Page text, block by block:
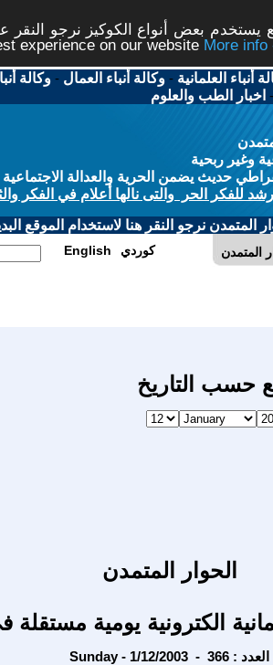
يستخدم بعض أنواع الكوكيز نرجو
experience on our website
أنباء العلمانية -وكالة أنباء العمال -وكالة
- اخبار الطب والعلوم
وغير ربحية
حديث يضمن الحرية والعدالة الاجتماعية
للفكر الحر والتى نالها أعلام في الفكر
المتمدن نرجو النقر هنا لاستخدام الموقع
المتمدن English كوردي
حسب التاريخ
الحوار المتمدن
الكترونية يومية مستقلة
Sunday - 1/12/2003 - العدد : 366